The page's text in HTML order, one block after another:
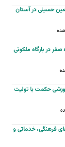
حسینی در آستان
در بارگاه ملکوتی
حکمت با تولیت
فرهنگی، خدماتی و